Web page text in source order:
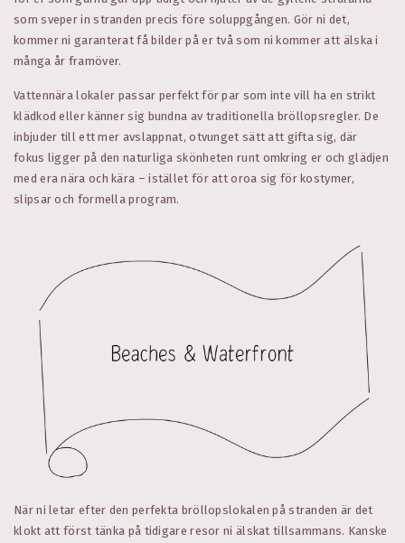
som sveper in stranden precis före soluppgången. Gör ni det,
kommer ni garanterat få bilder på er två som ni kommer att älska i
många år framöver.
Vattennära lokaler passar perfekt för par som inte vill ha en strikt
klädkod eller känner sig bundna av traditionella bröllopsregler. De
inbjuder till ett mer avslappnat, otvunget sätt att gifta sig, där
fokus ligger på den naturliga skönheten runt omkring er och glädjen
med era nära och kära – istället för att oroa sig för kostymer,
slipsar och formella program.
När ni letar efter den perfekta bröllopslokalen på stranden är det
klokt att först tänka på tidigare resor ni älskat tillsammans. Kanske